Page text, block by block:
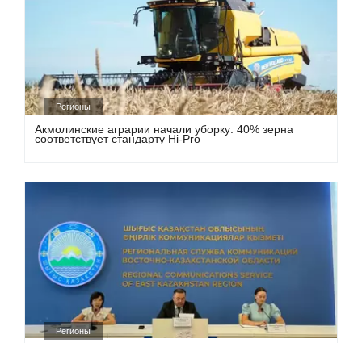
Регионы
Акмолинские аграрии начали уборку: 40% зерна
соответствует стандарту Hi-Pro
Регионы